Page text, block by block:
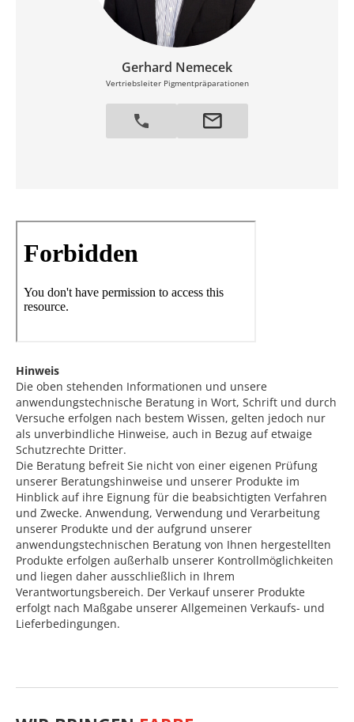
Gerhard Nemecek
Vertriebsleiter Pigmentpräparationen
Hinweis
Die oben stehenden Informationen und unsere
anwendungstechnische Beratung in Wort, Schrift und durch
Versuche erfolgen nach bestem Wissen, gelten jedoch nur
als unverbindliche Hinweise, auch in Bezug auf etwaige
Schutzrechte Dritter.
Die Beratung befreit Sie nicht von einer eigenen Prüfung
unserer Beratungshinweise und unserer Produkte im
Hinblick auf ihre Eignung für die beabsichtigten Verfahren
und Zwecke. Anwendung, Verwendung und Verarbeitung
unserer Produkte und der aufgrund unserer
anwendungstechnischen Beratung von Ihnen hergestellten
Produkte erfolgen außerhalb unserer Kontrollmöglichkeiten
und liegen daher ausschließlich in Ihrem
Verantwortungsbereich. Der Verkauf unserer Produkte
erfolgt nach Maßgabe unserer Allgemeinen Verkaufs- und
Lieferbedingungen.